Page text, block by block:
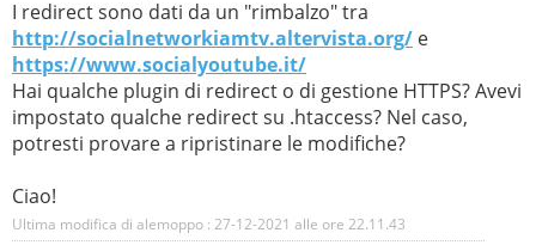
I redirect sono dati da un "rimbalzo" tra
http://socialnetworkiamtv.altervista.org/ e
https://www.socialyoutube.it/
Hai qualche plugin di redirect o di gestione HTTPS? Avevi
impostato qualche redirect su .htaccess? Nel caso,
potresti provare a ripristinare le modifiche?
Ciao!
Ultima modifica di alemoppo : 27-12-2021 alle ore 22.11.43